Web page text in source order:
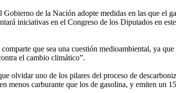
Gobierno de la Nación adopte medidas en las que
iniciativas en el Congreso de los Diputados en
que sea una cuestión medioambiental, ya
el cambio climático”.
olvidar uno de los pilares del proceso de
menos carburante que los de gasolina, y emiten un